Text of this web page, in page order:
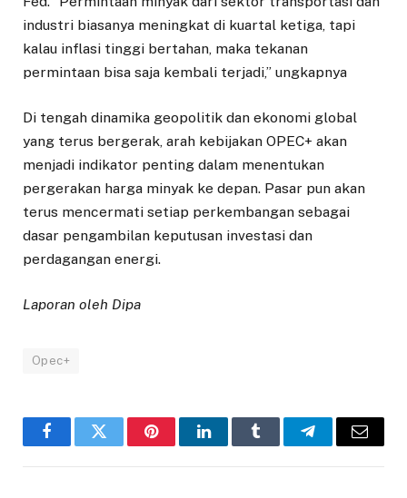
industri biasanya meningkat di kuartal ketiga, tapi
kalau inflasi tinggi bertahan, maka tekanan
permintaan bisa saja kembali terjadi,” ungkapnya
Di tengah dinamika geopolitik dan ekonomi global
yang terus bergerak, arah kebijakan OPEC+ akan
menjadi indikator penting dalam menentukan
pergerakan harga minyak ke depan. Pasar pun akan
terus mencermati setiap perkembangan sebagai
dasar pengambilan keputusan investasi dan
perdagangan energi.
Laporan oleh Dipa
Opec+
FacebookTwitter PinterestLinkedInTumblr TelegramEmail